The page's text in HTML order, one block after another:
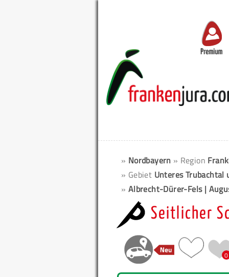
Premium
» Nordbayern » Region
» Gebiet Unteres Trubachtal
» Albrecht-Dürer-Fels |
Seitlicher
0